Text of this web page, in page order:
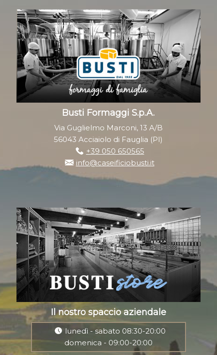
Busti Formaggi S.p.A.
Via Guglielmo Marconi, 13 A/B
56043 Acciaiolo di Fauglia (PI)
+39 050 650565
info@caseificiobusti.it
Il nostro spaccio aziendale
lunedì - sabato 08:30-20:00
domenica - 09:00-20:00